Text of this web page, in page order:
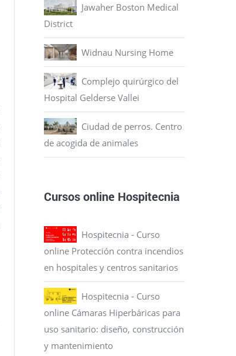
Jawaher Boston Medical
District
Widnau Nursing Home
Complejo quirúrgico del
Hospital Gelderse Vallei
Ciudad de perros. Centro
de acogida de animales
Cursos online Hospitecnia
Hospitecnia - Curso
online Protección contra incendios
en hospitales y centros sanitarios
Hospitecnia - Curso
online Cámaras Hiperbáricas para
uso sanitario: diseño, construcción
y mantenimiento